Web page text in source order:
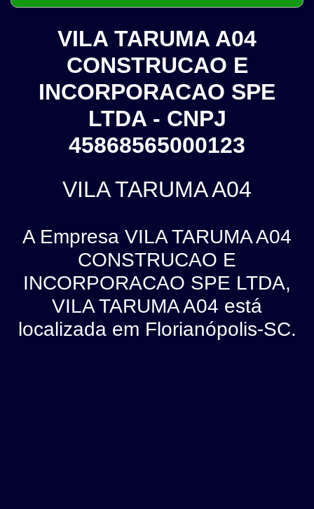
VILA TARUMA A04
CONSTRUCAO E
INCORPORACAO SPE
LTDA - CNPJ
45868565000123
VILA TARUMA A04
A Empresa VILA TARUMA A04
CONSTRUCAO E
INCORPORACAO SPE LTDA,
VILA TARUMA A04 está
localizada em Florianópolis-SC.